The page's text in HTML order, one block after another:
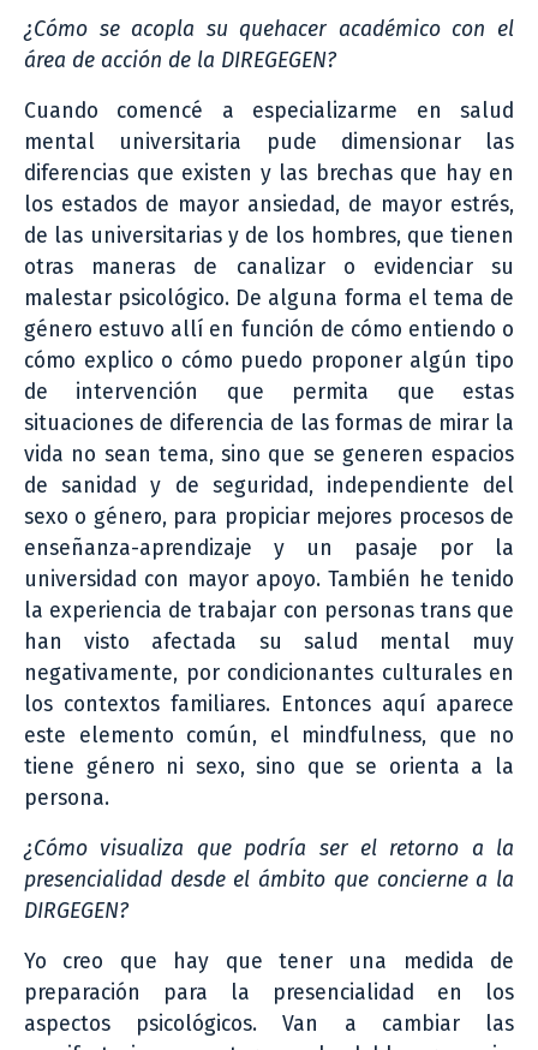
¿Cómo se acopla su quehacer académico con el
área de acción de la DIREGEGEN?
Cuando comencé a especializarme en salud
mental universitaria pude dimensionar las
diferencias que existen y las brechas que hay en
los estados de mayor ansiedad, de mayor estrés,
de las universitarias y de los hombres, que tienen
otras maneras de canalizar o evidenciar su
malestar psicológico. De alguna forma el tema de
género estuvo allí en función de cómo entiendo o
cómo explico o cómo puedo proponer algún tipo
de intervención que permita que estas
situaciones de diferencia de las formas de mirar la
vida no sean tema, sino que se generen espacios
de sanidad y de seguridad, independiente del
sexo o género, para propiciar mejores procesos de
enseñanza-aprendizaje y un pasaje por la
universidad con mayor apoyo. También he tenido
la experiencia de trabajar con personas trans que
han visto afectada su salud mental muy
negativamente, por condicionantes culturales en
los contextos familiares. Entonces aquí aparece
este elemento común, el mindfulness, que no
tiene género ni sexo, sino que se orienta a la
persona.
¿Cómo visualiza que podría ser el retorno a la
presencialidad desde el ámbito que concierne a la
DIRGEGEN?
Yo creo que hay que tener una medida de
preparación para la presencialidad en los
aspectos psicológicos. Van a cambiar las